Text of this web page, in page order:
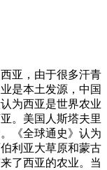
亚，由于很多汗青
是本土发源，中国
为西亚是世界农业
。美国人斯塔夫里
《全球通史》认为
利亚大草原和蒙古
了西亚的农业。当